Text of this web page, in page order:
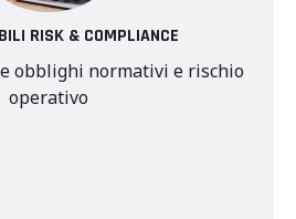
RISK & COMPLIANCE
obblighi normativi e rischio
operativo